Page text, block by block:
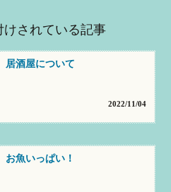
けされている記事
居酒屋について
2022/11/04
お魚いっぱい！